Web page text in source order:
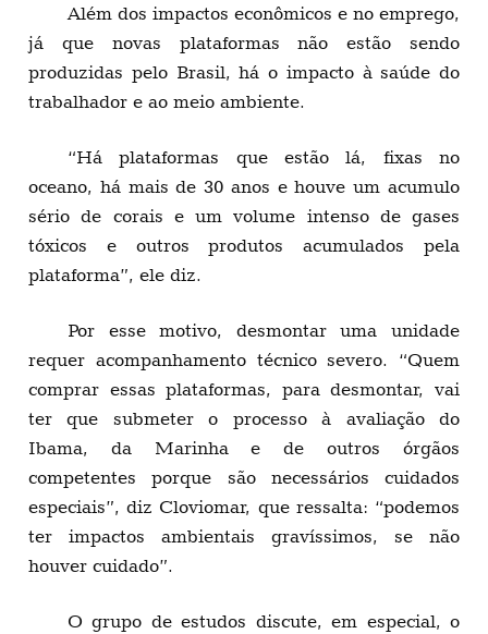
Além dos impactos econômicos e no emprego,
já que novas plataformas não estão sendo
produzidas pelo Brasil, há o impacto à saúde do
trabalhador e ao meio ambiente.
“Há plataformas que estão lá, fixas no
oceano, há mais de 30 anos e houve um acumulo
sério de corais e um volume intenso de gases
tóxicos e outros produtos acumulados pela
plataforma”, ele diz.
Por esse motivo, desmontar uma unidade
requer acompanhamento técnico severo. “Quem
comprar essas plataformas, para desmontar, vai
ter que submeter o processo à avaliação do
Ibama, da Marinha e de outros órgãos
competentes porque são necessários cuidados
especiais”, diz Cloviomar, que ressalta: “podemos
ter impactos ambientais gravíssimos, se não
houver cuidado”.
O grupo de estudos discute, em especial, o